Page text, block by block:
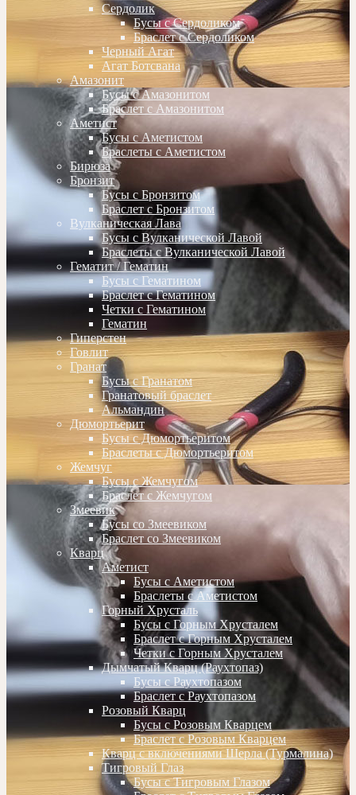
Сердолик
Бусы с Сердоликом
Браслет с Сердоликом
Черный Агат
Агат Ботсвана
Амазонит
Бусы с Амазонитом
Браслет с Амазонитом
Аметист
Бусы с Аметистом
Браслеты с Аметистом
Бирюза
Бронзит
Бусы с Бронзитом
Браслет с Бронзитом
Вулканическая Лава
Бусы с Вулканической Лавой
Браслеты с Вулканической Лавой
Гематит / Гематин
Бусы с Гематином
Браслет с Гематином
Четки с Гематином
Гематин
Гиперстен
Говлит
Гранат
Бусы с Гранатом
Гранатовый браслет
Альмандин
Дюмортьерит
Бусы с Дюмортьеритом
Браслеты с Дюмортьеритом
Жемчуг
Бусы с Жемчугом
Браслет с Жемчугом
Змеевик
Бусы со Змеевиком
Браслет со Змеевиком
Кварц
Аметист
Бусы с Аметистом
Браслеты с Аметистом
Горный Хрусталь
Бусы с Горным Хрусталем
Браслет с Горным Хрусталем
Четки с Горным Хрусталем
Дымчатый Кварц (Раухтопаз)
Бусы с Раухтопазом
Браслет с Раухтопазом
Розовый Кварц
Бусы с Розовым Кварцем
Браслет с Розовым Кварцем
Кварц с включениями Шерла (Турмалина)
Тигровый Глаз
Бусы с Тигровым Глазом